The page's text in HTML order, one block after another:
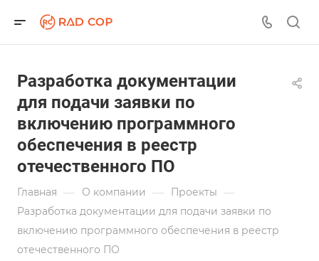
Разработка документации
для подачи заявки по
включению программного
обеспечения в реестр
отечественного ПО
Главная — О компании — Проекты —
Разработка документации для подачи заявки по
включению программного обеспечения в реестр
отечественного ПО